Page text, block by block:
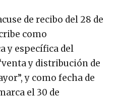
de recibo del 28 de
como
y específica del
y distribución de
y como fecha de
el 30 de